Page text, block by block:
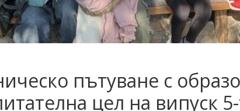
пътуване с
цел на випуск